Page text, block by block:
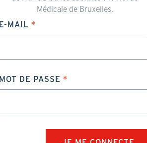
Médicale de Bruxelles.
E-MAIL
MOT DE PASSE